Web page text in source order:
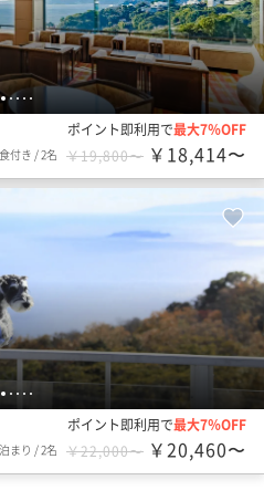
123 4 5
ポイント即利用で最大7％OFF
付き /2名 ￥19,800〜 ￥18,414〜
1 2 3 4 5
ポイント即利用で最大7％OFF
まり /2名 ￥22,000〜 ￥20,460〜